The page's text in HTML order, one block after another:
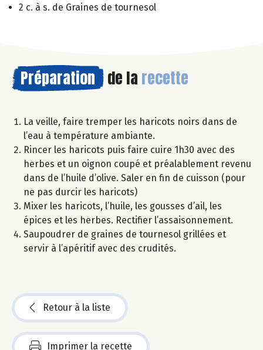
2 c. à s. de Graines de tournesol
Préparation de la recette
La veille, faire tremper les haricots noirs dans de
l’eau à température ambiante.
Rincer les haricots puis faire cuire 1h30 avec des
herbes et un oignon coupé et préalablement revenu
dans de l’huile d’olive. Saler en fin de cuisson (pour
ne pas durcir les haricots)
Mixer les haricots, l’huile, les gousses d’ail, les
épices et les herbes. Rectifier l’assaisonnement.
Saupoudrer de graines de tournesol grillées et
servir à l’apéritif avec des crudités.
Retour à la liste
Imprimer la recette